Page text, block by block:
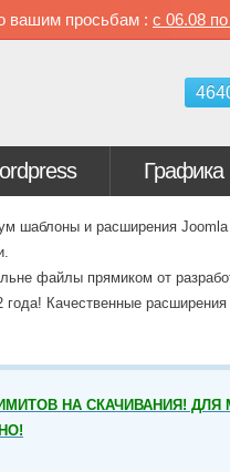
вашим просьбам : с 06.08 по
Графика
шаблоны и расширения Joomla
файлы прямиком от
Качественные
НА СКАЧИВАНИЯ!